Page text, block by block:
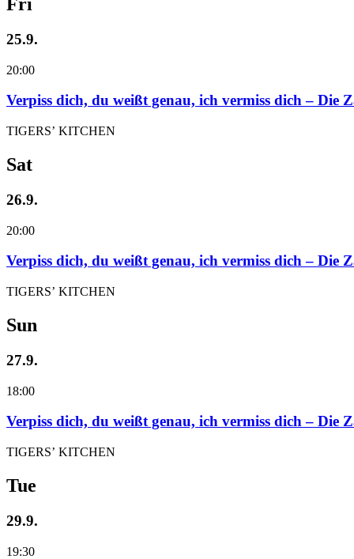
25.9.
20:00
Verpiss dich, du weißt genau, ich vermiss dich – Die
TIGERS’ KITCHEN
Sat
26.9.
20:00
Verpiss dich, du weißt genau, ich vermiss dich – Die
TIGERS’ KITCHEN
Sun
27.9.
18:00
Verpiss dich, du weißt genau, ich vermiss dich – Die
TIGERS’ KITCHEN
Tue
29.9.
19:30